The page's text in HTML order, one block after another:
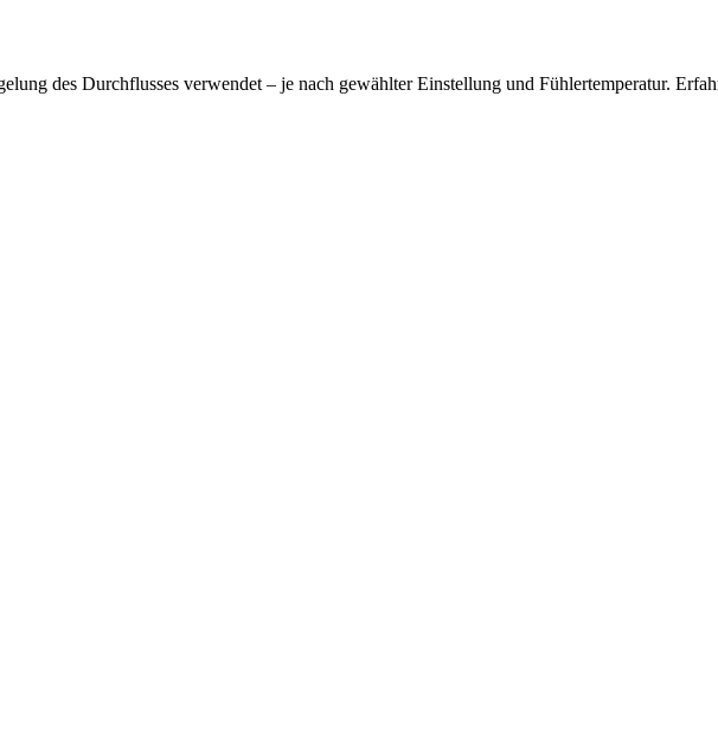
des Durchflusses verwendet – je nach gewählter Einstellung und Fühlertemperatur.